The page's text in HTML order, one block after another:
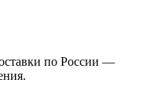
по России —